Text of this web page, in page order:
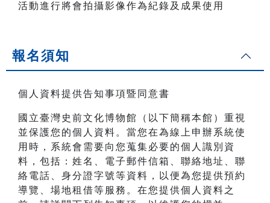
活動進行將會拍攝影像作為紀錄及成果使用
報名須知
個人資料提供告知事項暨同意書
國立臺灣史前文化博物館（以下簡稱本館）重視
並保護您的個人資料。當您在為線上申辦系統使
用時，系統會需要向您蒐集必要的個人識別資
料，包括：姓名、電子郵件信箱、聯絡地址、聯
絡電話、身分證字號等資料，以便為您提供預約
導覽、場地租借等服務。在您提供個人資料之